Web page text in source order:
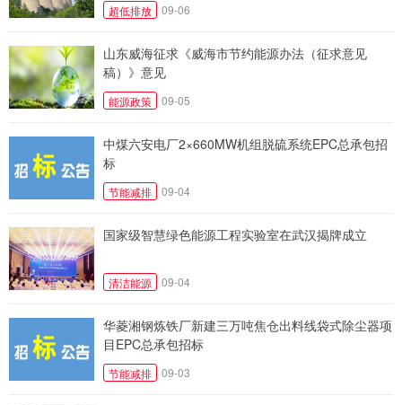
超低排放 09-06
山东威海征求《威海市节约能源办法（征求意见
稿）》意见
能源政策 09-05
中煤六安电厂2×660MW机组脱硫系统EPC总承包招
标
节能减排 09-04
国家级智慧绿色能源工程实验室在武汉揭牌成立
清洁能源 09-04
华菱湘钢炼铁厂新建三万吨焦仓出料线袋式除尘器项
目EPC总承包招标
节能减排 09-03